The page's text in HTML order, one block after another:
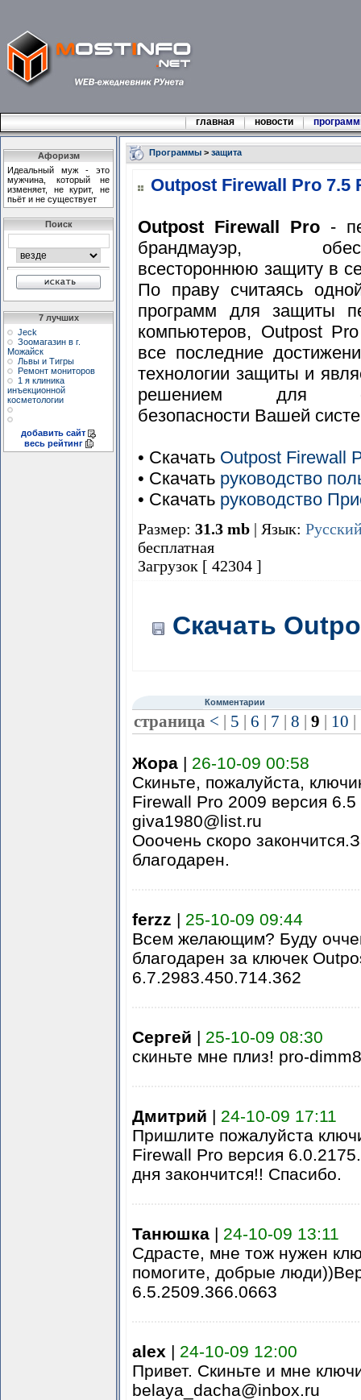
главная новости
Афоризм
Идеальный муж - это
мужчина, который не
изменяет, не курит, не
пьёт и не существует
Поиск
7 лучших
Jeck
Зоомагазин в г.
Можайск
Львы и Тигры
Ремонт мониторов
1 я клиника
инъекционной
косметологии
добавить сайт
весь рейтинг
Программы> защита
Outpost Firewall Pro 7.5
Outpost Firewall Pro -
брандмауэр,
всестороннюю защиту в
По праву считаясь
программ для защиты
компьютеров, Outpost
все последние
технологии защиты и
решением для
безопасности Вашей
• Скачать Outpost Firewall
• Скачать руководство
• Скачать руководство
Размер:31.3 mb | Язык:
бесплатная
Загрузок [ 42304 ]
Скачать
Комментарии
страница < | 5 | 6 | 7 | 8 | 9 | 10 |
Жора| 26-10-09 00:58
Скиньте, пожалуйста,
Firewall Pro 2009 версия 6.5
giva1980@list.ru
Ооочень скоро
благодарен.
ferzz | 25-10-09 09:44
Всем желающим? Буду
благодарен за ключек
6.7.2983.450.714.362
Сергей | 25-10-09 08:30
скиньте мне плиз! pro-
Дмитрий | 24-10-09 17:11
Пришлите пожалуйста
Firewall Pro версия
дня закончится!! Спасибо.
Танюшка| 24-10-09 13:11
Сдрасте, мне тож нужен
помогите, добрые
6.5.2509.366.0663
alex | 24-10-09 12:00
Привет. Скиньте и мне
belaya_dacha@inbox.ru